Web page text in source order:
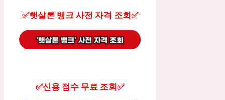
✅햇살론 뱅크 사전 자격 조회✅
✅신용 점수 무료 조회✅